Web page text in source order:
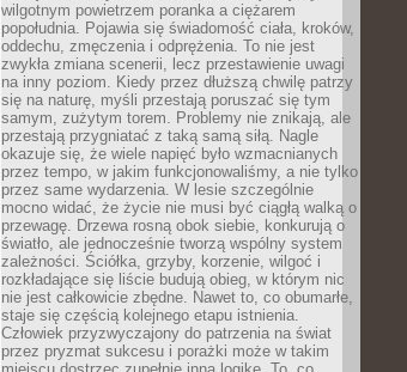
wilgotnym powietrzem poranka a ciężarem
popołudnia. Pojawia się świadomość ciała, kroków,
oddechu, zmęczenia i odprężenia. To nie jest
zwykła zmiana scenerii, lecz przestawienie uwagi
na inny poziom. Kiedy przez dłuższą chwilę patrzy
się na naturę, myśli przestają poruszać się tym
samym, zużytym torem. Problemy nie znikają, ale
przestają przygniatać z taką samą siłą. Nagle
okazuje się, że wiele napięć było wzmacnianych
przez tempo, w jakim funkcjonowaliśmy, a nie tylko
przez same wydarzenia. W lesie szczególnie
mocno widać, że życie nie musi być ciągłą walką o
przewagę. Drzewa rosną obok siebie, konkurują o
światło, ale jednocześnie tworzą wspólny system
zależności. Ściółka, grzyby, korzenie, wilgoć i
rozkładające się liście budują obieg, w którym nic
nie jest całkowicie zbędne. Nawet to, co obumarłe,
staje się częścią kolejnego etapu istnienia.
Człowiek przyzwyczajony do patrzenia na świat
przez pryzmat sukcesu i porażki może w takim